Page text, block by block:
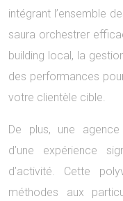
intégrant l’ensemble
saura orchestrer
building local, la
des performances
votre clientèle cible.
De plus, une
d’une expérience
d’activité. Cette
méthodes aux